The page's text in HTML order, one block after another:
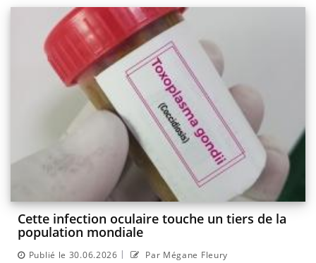
Cette infection oculaire touche un tiers de la
population mondiale
Publié le 30.06.2026 | Par Mégane Fleury